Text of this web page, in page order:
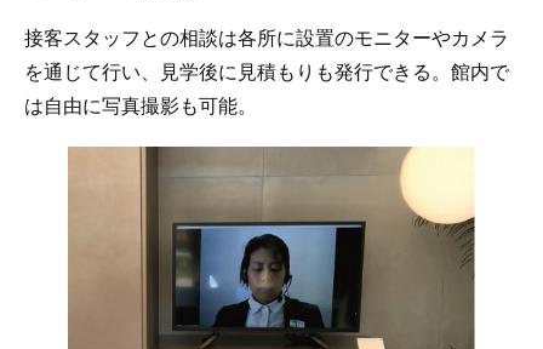
接客スタッフとの相談は各所に設置のモニターやカメラ
を通じて行い、見学後に見積もりも発行できる。館内で
は自由に写真撮影も可能。